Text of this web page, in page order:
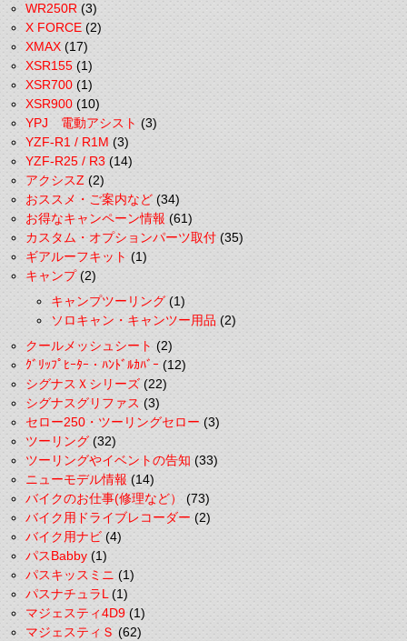
WR250R(3)
X FORCE(2)
XMAX(17)
XSR155(1)
XSR700(1)
XSR900(10)
YPJ 電動アシスト(3)
YZF-R1 / R1M(3)
YZF-R25 / R3(14)
アクシスZ(2)
おススメ・ご案内など(34)
お得なキャンペーン情報(61)
カスタム・オプションパーツ取付(35)
ギアルーフキット(1)
キャンプ(2)
キャンプツーリング(1)
ソロキャン・キャンツー用品(2)
クールメッシュシート(2)
ｸﾞﾘｯﾌﾟﾋｰﾀｰ・ﾊﾝﾄﾞﾙｶﾊﾞｰ(12)
シグナスＸシリーズ(22)
シグナスグリファス(3)
セロー250・ツーリングセロー(3)
ツーリング(32)
ツーリングやイベントの告知(33)
ニューモデル情報(14)
バイクのお仕事(修理など）(73)
バイク用ドライブレコーダー(2)
バイク用ナビ(4)
パスBabby(1)
パスキッスミニ(1)
パスナチュラL(1)
マジェスティ4D9(1)
マジェスティＳ(62)